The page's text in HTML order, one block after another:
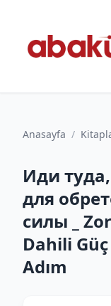
Anasayfa /
Иди
для
силы _
Dahili
Adım